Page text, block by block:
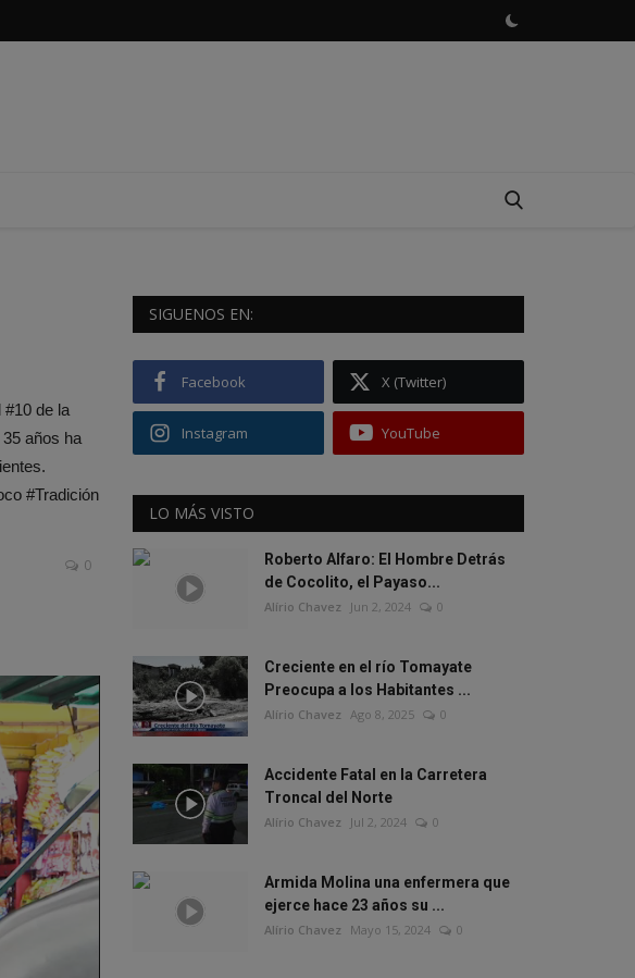
de la
años ha
#Tradición
0
SIGUENOS EN:
Facebook X (Twitter)
Instagram YouTube
LO MÁS VISTO
Roberto Alfaro: El Hombre Detrás
de Cocolito, el Payaso...
Alírio Chavez Jun 2, 2024 0
Creciente en el río Tomayate
Preocupa a los Habitantes ...
Alírio Chavez Ago 8, 2025 0
Accidente Fatal en la Carretera
Troncal del Norte
Alírio Chavez Jul 2, 2024 0
Armida Molina una enfermera que
ejerce hace 23 años su ...
Alírio Chavez Mayo 15, 2024 0